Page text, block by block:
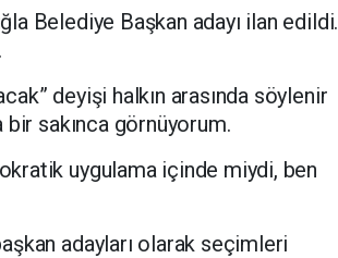
Belediye Başkan adayı ilan edildi.
deyişi halkın arasında söylenir
sakınca görnüyorum.
uygulama içinde miydi, ben
adayları olarak seçimleri